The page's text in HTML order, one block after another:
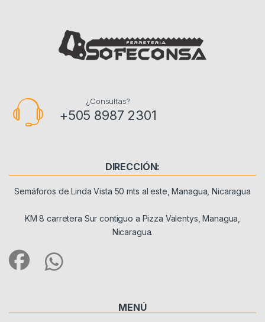
¿Consultas?
+505 8987 2301
DIRECCIÓN:
Semáforos de Linda Vista 50 mts al este, Managua, Nicaragua
KM 8 carretera Sur contiguo a Pizza Valentys, Managua,
Nicaragua.
MENÚ